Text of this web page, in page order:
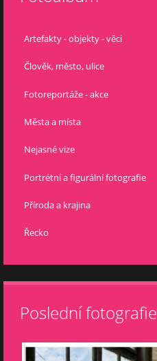
Artefakty - objekty - věci
Člověk, město, ulice
Fotoreportáže - akce
Města a místa
Nejasné vize
Portrétní a figurální fotografie
Příroda a krajina
Řecko
Poslední fotografie